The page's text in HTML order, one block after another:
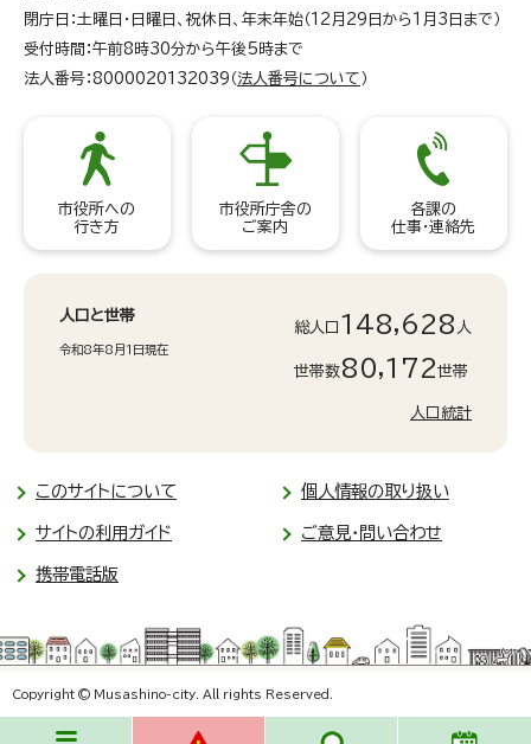
閉庁日：土曜日・日曜日、祝休日、年末年始（12月29日から1月3日まで）
受付時間：午前8時30分から午後5時まで
法人番号：8000020132039（ 法人番号について ）
市役所への
行き方
市役所庁舎の
ご案内
各課の
仕事・連絡先
人口と世帯
令和8年8月1日現在
総人口 148,628 人
世帯数80,172世帯
人口統計
このサイトについて 個人情報の取り扱い
サイトの利用ガイド ご意見・問い合わせ
携帯電話版
Copyright © Musashino-city. All rights Reserved.